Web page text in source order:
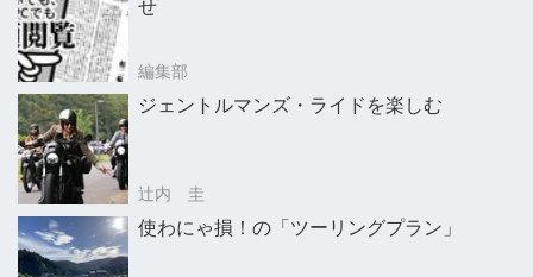
せ
編集部
ジェントルマンズ・ライドを楽しむ
辻内 圭
使わにゃ損！の「ツーリングプラン」